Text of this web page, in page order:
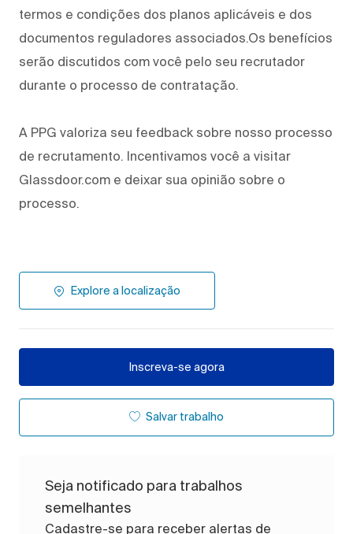
termos e condições dos planos aplicáveis e dos
documentos reguladores associados.Os benefícios
serão discutidos com você pelo seu recrutador
durante o processo de contratação.
A PPG valoriza seu feedback sobre nosso processo
de recrutamento. Incentivamos você a visitar
Glassdoor.com e deixar sua opinião sobre o
processo.
Explore a localização
Inscreva-se agora
Salvar trabalho
Seja notificado para trabalhos
semelhantes
Cadastre-se para receber alertas de